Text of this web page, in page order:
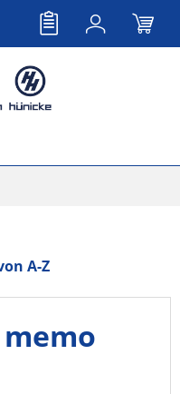
A-Z